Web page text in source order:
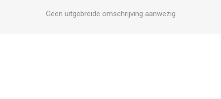
Geen uitgebreide omschrijving aanwezig